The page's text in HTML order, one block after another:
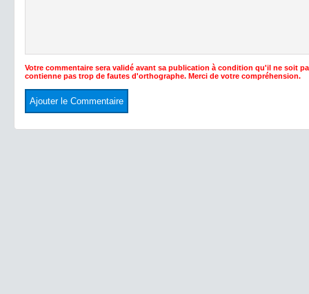
Votre commentaire sera validé avant sa publication à condition qu'il ne soit
contienne pas trop de fautes d'orthographe. Merci de votre compréhension.